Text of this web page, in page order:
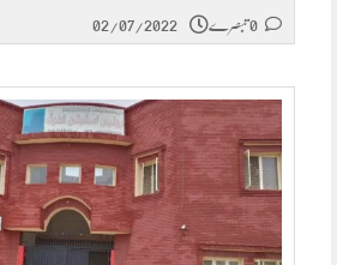
02/07/2022